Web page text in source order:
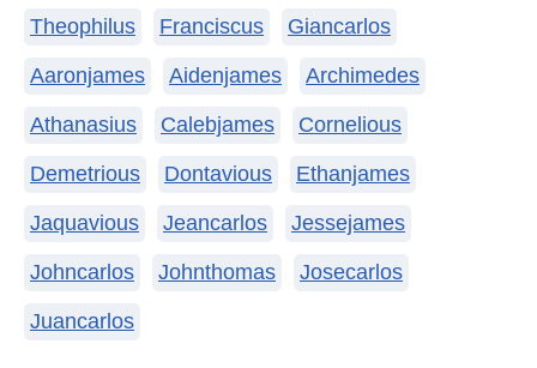
Theophilus Franciscus Giancarlos
Aaronjames Aidenjames Archimedes
Athanasius Calebjames Cornelious
Demetrious Dontavious Ethanjames
Jaquavious Jeancarlos Jessejames
Johncarlos Johnthomas Josecarlos
Juancarlos